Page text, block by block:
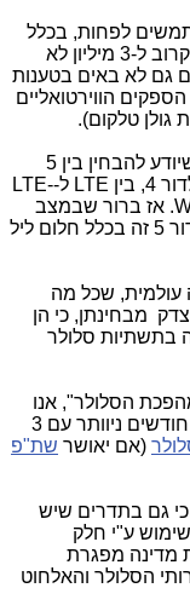
היום, כ-4 מיליון משתמשים לפחות, בכלל
לא מבחינים שהם ב-LTE עם 5 מגהרץ ועוד קרוב ל-3 מיליון לא
גם לא באים בטענות
הווירטואליים
גולן טלקום).
זאת, מפני שאין איש בתקשורת הישראלית, שיודע להבחין בין 5
מגהרץ ל-15 מגהרץ ו-20 מגהרץ, בין דור 3 לדור 4, בין LTE ל-LTE-
A ולא יודעים בשביל מה צריך Offload ב-WiFi. אז ברור שבמצב
כזה, המונח LTE-U לא אומר מאומה לאיש. דור 5 זה בכלל חלום ליל
עולמית, שכל מה
מבחינתן, כי הן
בתשתיות סלולר
ב"מהפכת הסלולר", אנו
כעת בקושי עם 3.5 רשתות סלולר, תוך כמה חודשים ניוותר עם 3
(אם יאושר שת"פ
גם בתדרים שיש
ע"י חלק
הסלולר והאלחוט